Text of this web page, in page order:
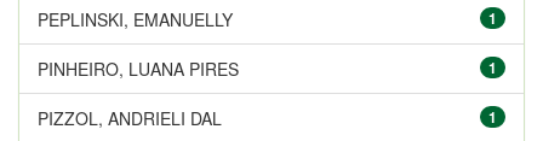
1
PEPLINSKI, EMANUELLY
1
PINHEIRO, LUANA PIRES
1
PIZZOL, ANDRIELI DAL